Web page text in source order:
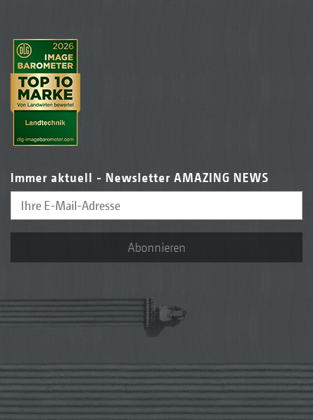
Immer aktuell - Newsletter AMAZING NEWS
Abonnieren